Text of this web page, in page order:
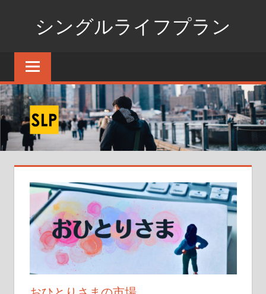
へ
ス
キ
ッ
シングルライフプラン
独
活
た
め